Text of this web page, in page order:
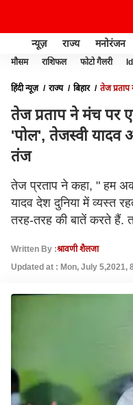
न्यूज़ राज्य मनोरंजन
मौसम राशिफल फोटो गैलरी
हिंदी न्यूज़ राज्य बिहार
तेज
तेज प्रताप ने मंच पर
'पोल', तेजस्वी यादव
तंज
तेज प्रताप ने कहा, " हम
यादव देश दुनिया में व्यस्त
तरह-तरह की बातें करते हैं.
Written By :श्रावणी शैलजा
Updated at : Mon, July 5,2021,